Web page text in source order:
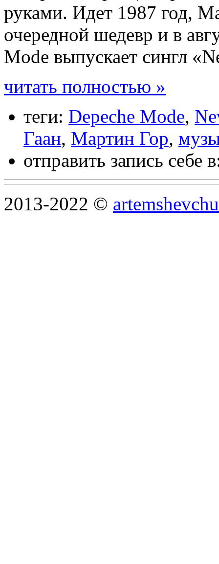
руками. Идет 1987 год,
очередной шедевр и в
Mode выпускает сингл
читать полностью »
теги: Depeche Mode,
Гаан, Мартин Гор,
отправить запись себе
2013-2022 ©